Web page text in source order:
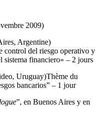
2009)
Argentine)
control del riesgo operativo y
sistema financiero» – 2 jours
Uruguay)Thème du
bancarios” – 1 jour
”, en Buenos Aires y en